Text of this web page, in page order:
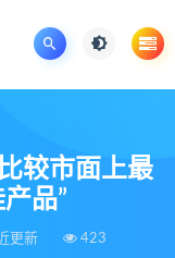
较市面上最
品”
更新 423